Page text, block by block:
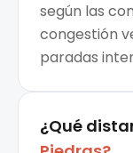
según las
congestión
paradas
¿Qué